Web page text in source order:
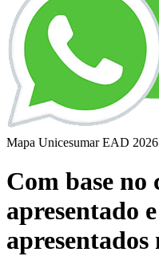
Mapa Unicesumar EAD 2026
Com base no
apresentado